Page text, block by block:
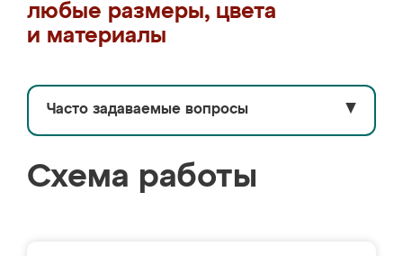
любые размеры, цвета
и материалы
Часто задаваемые вопросы ▼
Схема работы